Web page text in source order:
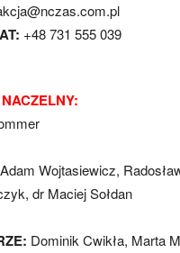
+48 731 555 039
Adam Wojtasiewicz,
dr Maciej Sołdan
Dominik Cwikła, Marta